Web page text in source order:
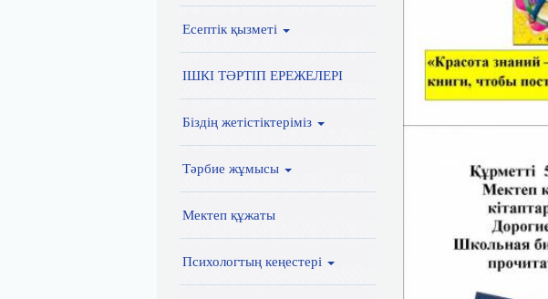
Есептік қызметі
ІШКІ ТӘРТІП ЕРЕЖЕЛЕРІ
Біздің жетістіктеріміз
Тәрбие жұмысы
Мектеп құжаты
Психологтың кеңестері